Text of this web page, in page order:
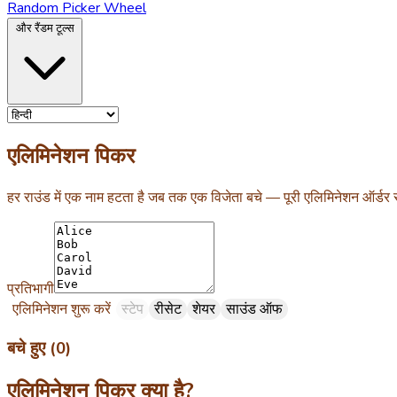
Random Picker Wheel
और रैंडम टूल्स
एलिमिनेशन पिकर
हर राउंड में एक नाम हटता है जब तक एक विजेता बचे — पूरी एलिमिनेशन ऑर्डर
प्रतिभागी
एलिमिनेशन शुरू करें स्टेप रीसेट शेयर साउंड ऑफ
बचे हुए (0)
एलिमिनेशन पिकर क्या है?